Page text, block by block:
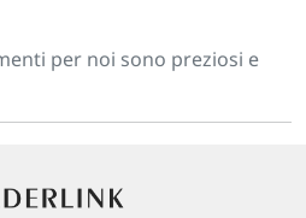
per noi sono preziosi e